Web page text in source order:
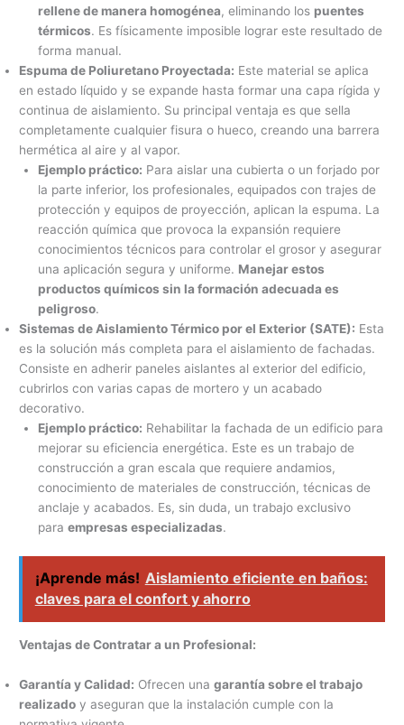
rellene de manera homogénea, eliminando los puentes
térmicos. Es físicamente imposible lograr este resultado de
forma manual.
Espuma de Poliuretano Proyectada: Este material se aplica
en estado líquido y se expande hasta formar una capa rígida y
continua de aislamiento. Su principal ventaja es que sella
completamente cualquier fisura o hueco, creando una barrera
hermética al aire y al vapor.
Ejemplo práctico: Para aislar una cubierta o un forjado por
la parte inferior, los profesionales, equipados con trajes de
protección y equipos de proyección, aplican la espuma. La
reacción química que provoca la expansión requiere
conocimientos técnicos para controlar el grosor y asegurar
una aplicación segura y uniforme. Manejar estos
productos químicos sin la formación adecuada es
peligroso.
Sistemas de Aislamiento Térmico por el Exterior (SATE): Esta
es la solución más completa para el aislamiento de fachadas.
Consiste en adherir paneles aislantes al exterior del edificio,
cubrirlos con varias capas de mortero y un acabado
decorativo.
Ejemplo práctico: Rehabilitar la fachada de un edificio para
mejorar su eficiencia energética. Este es un trabajo de
construcción a gran escala que requiere andamios,
conocimiento de materiales de construcción, técnicas de
anclaje y acabados. Es, sin duda, un trabajo exclusivo
para empresas especializadas.
¡Aprende más! Aislamiento eficiente en baños:
claves para el confort y ahorro
Ventajas de Contratar a un Profesional:
Garantía y Calidad: Ofrecen unagarantía sobre el trabajo
realizado y aseguran que la instalación cumple con la